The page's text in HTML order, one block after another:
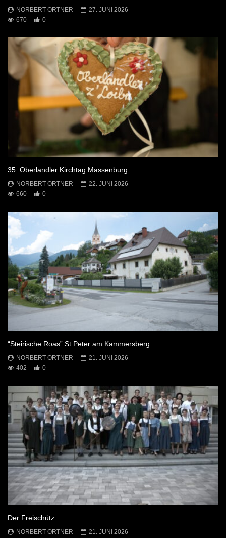
NORBERT ORTNER
27. JUNI 2026
670
0
35. Oberlandler Kirchtag Massenburg
NORBERT ORTNER
22. JUNI 2026
660
0
“Steirische Roas” St.Peter am Kammersberg
NORBERT ORTNER
21. JUNI 2026
402
0
Der Freischütz
NORBERT ORTNER
21. JUNI 2026